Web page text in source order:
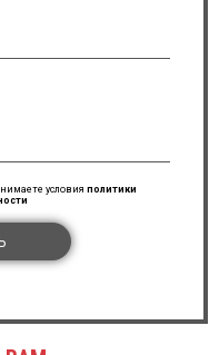
условия политики